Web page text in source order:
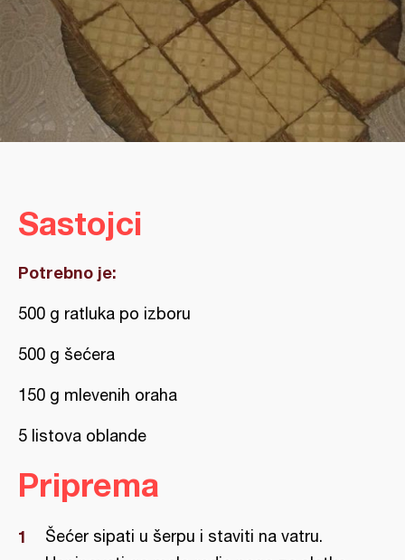
Sastojci
Potrebno je:
500 g ratluka po izboru
500 g šećera
150 g mlevenih oraha
5 listova oblande
Priprema
Šećer sipati u šerpu i staviti na vatru.